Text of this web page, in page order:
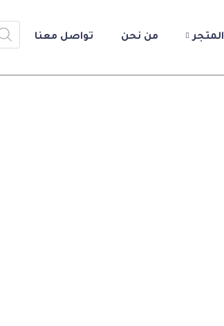
المتجر من نحن تواصل معنا